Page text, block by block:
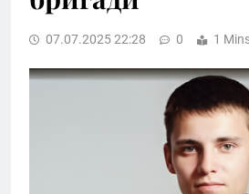
07.07.2025 22:28 0 1